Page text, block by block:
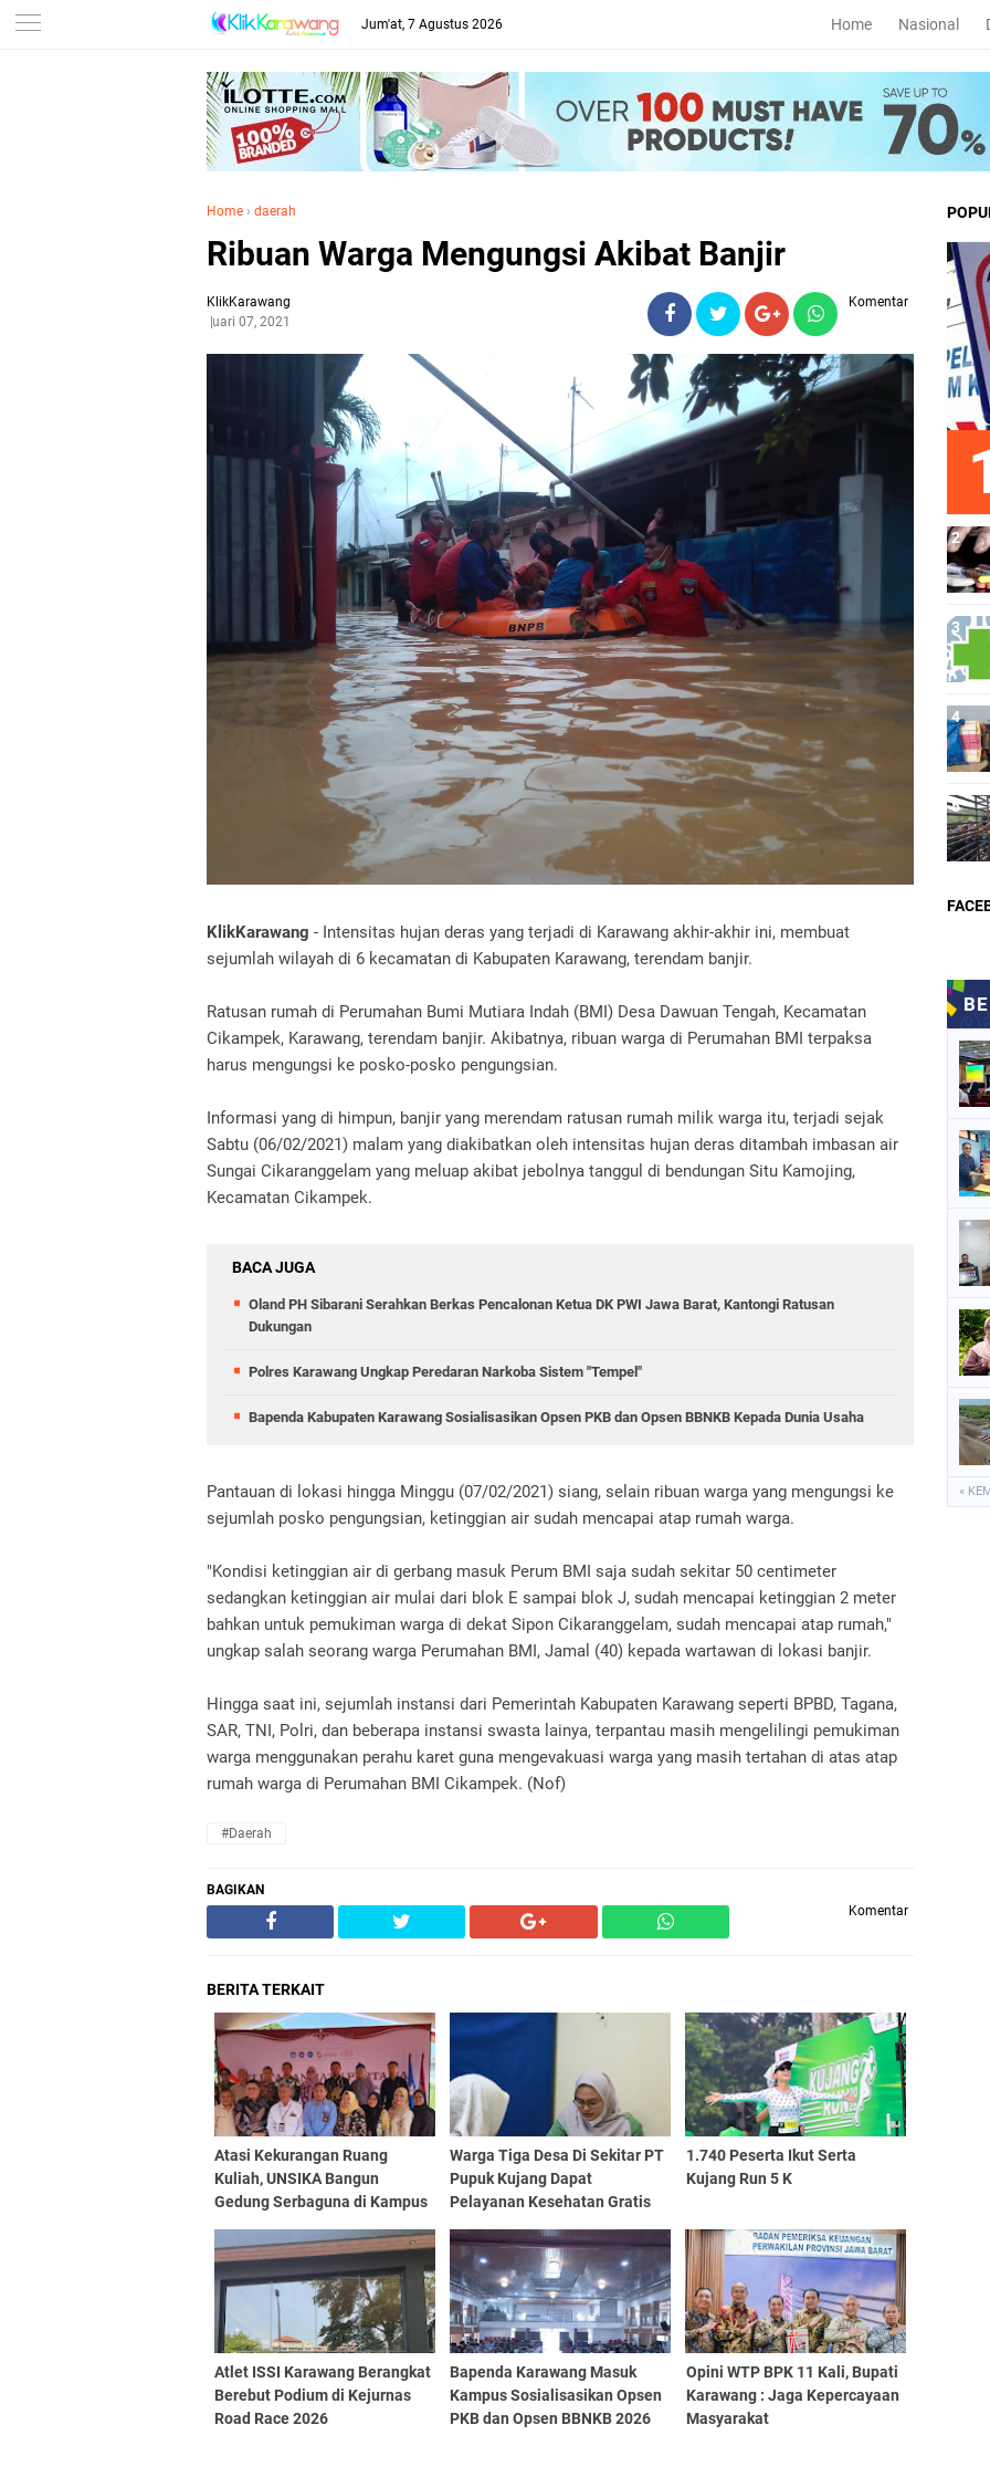
Jum'at, 7 Agustus 2026 Home Nasional
Home › daerah
Ribuan Warga Mengungsi Akibat Banjir
KlikKarawang
Februari 07, 2021
Komentar
KlikKarawang - Intensitas hujan deras yang terjadi di Karawang akhir-akhir ini, membuat
sejumlah wilayah di 6 kecamatan di Kabupaten Karawang, terendam banjir.
Ratusan rumah di Perumahan Bumi Mutiara Indah (BMI) Desa Dawuan Tengah, Kecamatan
Cikampek, Karawang, terendam banjir. Akibatnya, ribuan warga di Perumahan BMI terpaksa
harus mengungsi ke posko-posko pengungsian.
Informasi yang di himpun, banjir yang merendam ratusan rumah milik warga itu, terjadi sejak
Sabtu (06/02/2021) malam yang diakibatkan oleh intensitas hujan deras ditambah imbasan air
Sungai Cikaranggelam yang meluap akibat jebolnya tanggul di bendungan Situ Kamojing,
Kecamatan Cikampek.
BACA JUGA
Oland PH Sibarani Serahkan Berkas Pencalonan Ketua DK PWI Jawa Barat, Kantongi Ratusan
Dukungan
Polres Karawang Ungkap Peredaran Narkoba Sistem "Tempel"
Bapenda Kabupaten Karawang Sosialisasikan Opsen PKB dan Opsen BBNKB Kepada Dunia Usaha
Pantauan di lokasi hingga Minggu (07/02/2021) siang, selain ribuan warga yang mengungsi ke
sejumlah posko pengungsian, ketinggian air sudah mencapai atap rumah warga.
"Kondisi ketinggian air di gerbang masuk Perum BMI saja sudah sekitar 50 centimeter
sedangkan ketinggian air mulai dari blok E sampai blok J, sudah mencapai ketinggian 2 meter
bahkan untuk pemukiman warga di dekat Sipon Cikaranggelam, sudah mencapai atap rumah,"
ungkap salah seorang warga Perumahan BMI, Jamal (40) kepada wartawan di lokasi banjir.
Hingga saat ini, sejumlah instansi dari Pemerintah Kabupaten Karawang seperti BPBD, Tagana,
SAR, TNI, Polri, dan beberapa instansi swasta lainya, terpantau masih mengelilingi pemukiman
warga menggunakan perahu karet guna mengevakuasi warga yang masih tertahan di atas atap
rumah warga di Perumahan BMI Cikampek. (Nof)
#daerah
BAGIKAN
Komentar
BERITA TERKAIT
Atasi Kekurangan Ruang
Kuliah, UNSIKA Bangun
Gedung Serbaguna di Kampus
Warga Tiga Desa Di Sekitar PT
Pupuk Kujang Dapat
Pelayanan Kesehatan Gratis
1.740 Peserta Ikut Serta
Kujang Run 5 K
Atlet ISSI Karawang Berangkat
Berebut Podium di Kejurnas
Road Race 2026
Bapenda Karawang Masuk
Kampus Sosialisasikan Opsen
PKB dan Opsen BBNKB 2026
Opini WTP BPK 11 Kali, Bupati
Karawang : Jaga Kepercayaan
Masyarakat
«